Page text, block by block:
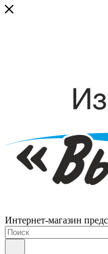
Интернет-магазин